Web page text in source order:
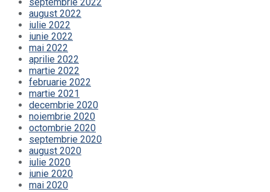
august 2022
iulie 2022
iunie 2022
mai 2022
aprilie 2022
martie 2022
februarie 2022
martie 2021
decembrie 2020
noiembrie 2020
octombrie 2020
septembrie 2020
august 2020
iulie 2020
iunie 2020
mai 2020